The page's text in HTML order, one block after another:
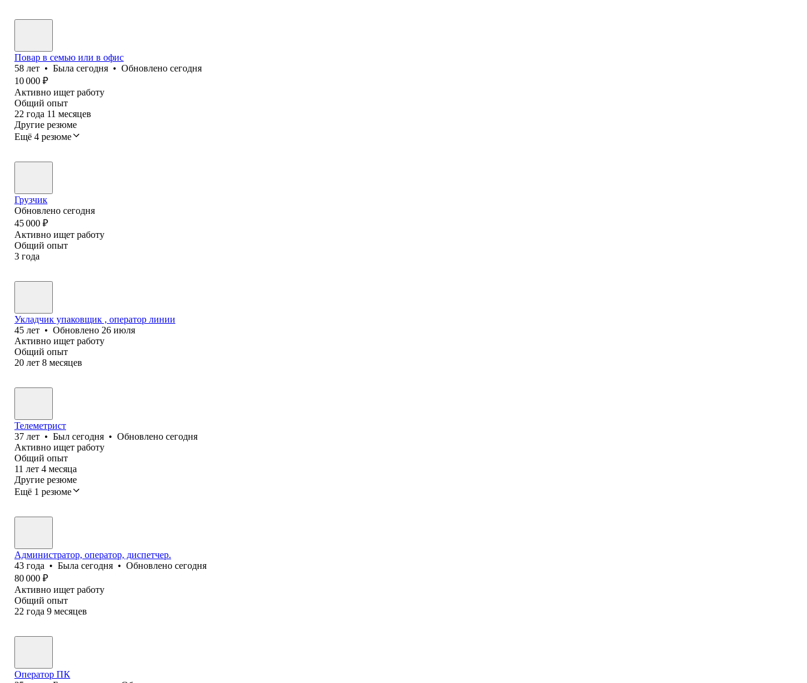
Повар в семью или в офис
58 лет • Была сегодня • Обновлено сегодня
10 000 ₽
Активно ищет работу
Общий опыт
22 года 11 месяцев
Другие резюме
Ещё 4 резюме
Грузчик
Обновлено сегодня
45 000 ₽
Активно ищет работу
Общий опыт
3 года
Укладчик упаковщик , оператор линии
45 лет • Обновлено 26 июля
Активно ищет работу
Общий опыт
20 лет 8 месяцев
Телеметрист
37 лет • Был сегодня • Обновлено сегодня
Активно ищет работу
Общий опыт
11 лет 4 месяца
Другие резюме
Ещё 1 резюме
Администратор, оператор, диспетчер.
43 года • Была сегодня • Обновлено сегодня
80 000 ₽
Активно ищет работу
Общий опыт
22 года 9 месяцев
Оператор ПК